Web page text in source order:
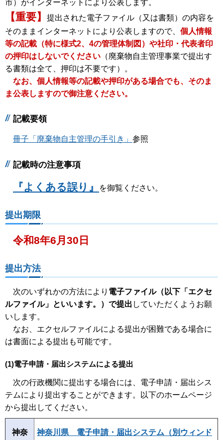
市）がインターネットにより公表します。
【重要】
提出された電子ファイル（又は書類）の内容を
そのままインターネットにより公表しますので、 個人情報
等の記載（特に様式2、4の管理体制図）や社印・代表者印
の押印はしないでください （廃棄物自主管理事業で提出す
る書類は全て、押印は不要です）。
なお、個人情報等の記載や押印がある場合でも、そのま
ま公表しますので御注意ください。
記載要領
冊子「廃棄物自主管理の手引き」 参照
記載時の注意事項
『よくある誤り』 を御覧ください。
提出期限
令和8年6月30日
提出方法
次のいずれかの方法により 電子ファイル（以下「エクセ
ルファイル」といいます。）で提出 していただくようお願
いします。
なお、エクセルファイルによる提出が困難である場合に
は書面による提出も可能です。
(1)電子申請・届出システムによる提出
次の行政機関に提出する場合には、電子申請・届出シス
テムにより提出することができます。以下のホームページ
から提出してください。
神奈
神奈川県 電子申請・届出システム（別ウィンド